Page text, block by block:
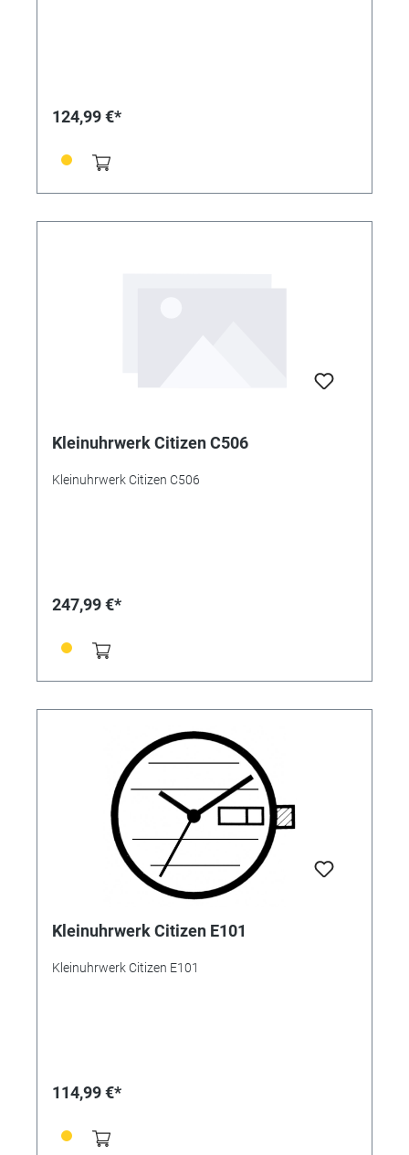
124,99 €*
Kleinuhrwerk Citizen C506
Kleinuhrwerk Citizen C506
247,99 €*
Kleinuhrwerk Citizen E101
Kleinuhrwerk Citizen E101
114,99 €*